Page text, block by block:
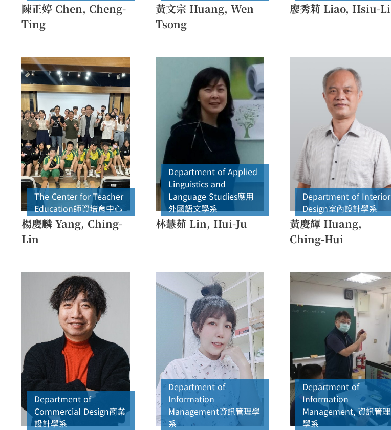
陳正婷 Chen, Cheng-
Ting
黃文宗 Huang, Wen
Tsong
廖秀莉 Liao, Hsiu-Li
The Center for Teacher
Education師資培育中心
楊慶麟 Yang, Ching-
Lin
Department of Applied
Linguistics and
Language Studies應用
外國語文學系
林慧茹 Lin, Hui-Ju
Department of Interior
Design室內設計學系
黃慶輝 Huang,
Ching-Hui
Department of
Commercial Design商業
設計學系
Department of
Information
Management資訊管理學
系
Department of
Information
Management,資訊管理
學系